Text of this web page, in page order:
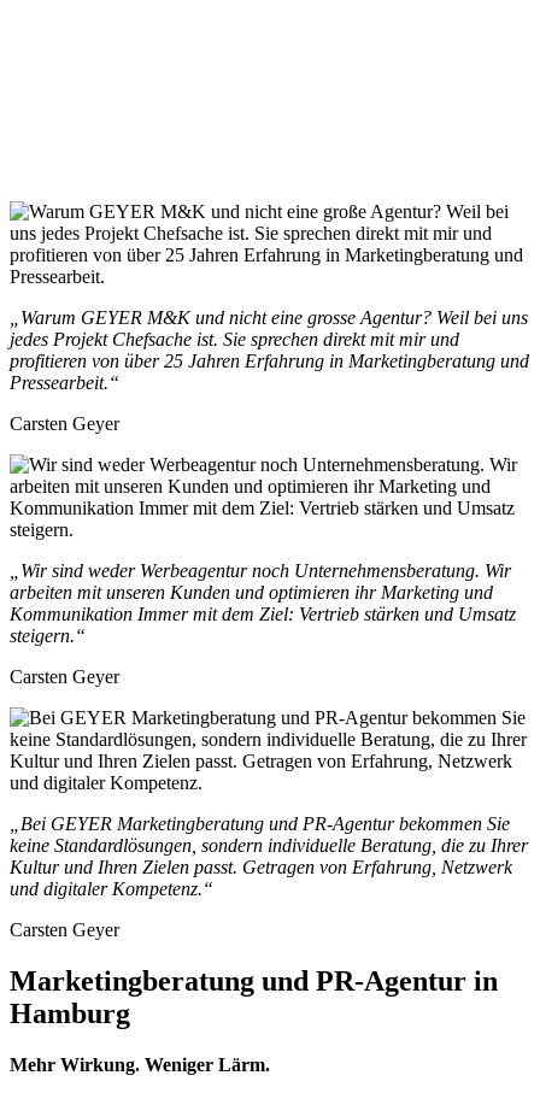
„Warum GEYER M&K und nicht eine grosse Agentur? Weil bei uns
jedes Projekt Chefsache ist. Sie sprechen direkt mit mir und
profitieren von über 25 Jahren Erfahrung in Marketingberatung und
Pressearbeit.“
Carsten Geyer
„Wir sind weder Werbeagentur noch Unternehmensberatung. Wir
arbeiten mit unseren Kunden und optimieren ihr Marketing und
Kommunikation Immer mit dem Ziel: Vertrieb stärken und Umsatz
steigern.“
Carsten Geyer
„Bei GEYER Marketingberatung und PR-Agentur bekommen Sie
keine Standardlösungen, sondern individuelle Beratung, die zu Ihrer
Kultur und Ihren Zielen passt. Getragen von Erfahrung, Netzwerk
und digitaler Kompetenz.“
Carsten Geyer
Marketingberatung und PR-Agentur in
Hamburg
Mehr Wirkung. Weniger Lärm.